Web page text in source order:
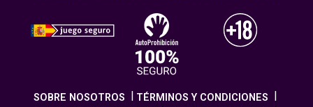
SOBRE NOSOTROS
TÉRMINOS Y CONDICIONES